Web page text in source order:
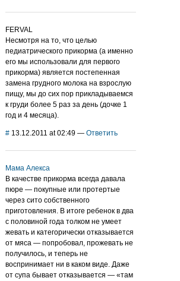
FERVAL
Несмотря на то, что целью
педиатрического прикорма (а именно
его мы использовали для первого
прикорма) является постепенная
замена грудного молока на взрослую
пищу, мы до сих пор прикладываемся
к груди более 5 раз за день (дочке 1
год и 4 месяца).
# 13.12.2011 at 02:49 — Ответить
Мама Алекса
В качестве прикорма всегда давала
пюре — покупные или протертые
через сито собственного
приготовления. В итоге ребенок в два
с половиной года толком не умеет
жевать и категорически отказывается
от мяса — попробовал, прожевать не
получилось, и теперь не
воспринимает ни в каком виде. Даже
от супа бывает отказывается — «там